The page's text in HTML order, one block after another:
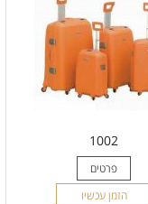
1002
פרטים
הזמן עכשיו